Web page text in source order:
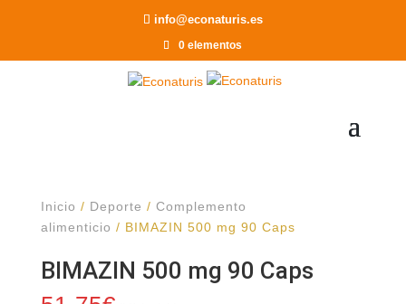
info@econaturis.es
0 elementos
Inicio / Deporte / Complemento
alimenticio / BIMAZIN 500 mg 90 Caps
BIMAZIN 500 mg 90 Caps